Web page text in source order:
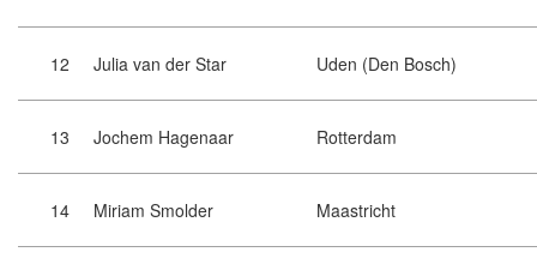
12 Julia van der Star Uden (Den Bosch)
13 Jochem Hagenaar Rotterdam
14 Miriam Smolder Maastricht